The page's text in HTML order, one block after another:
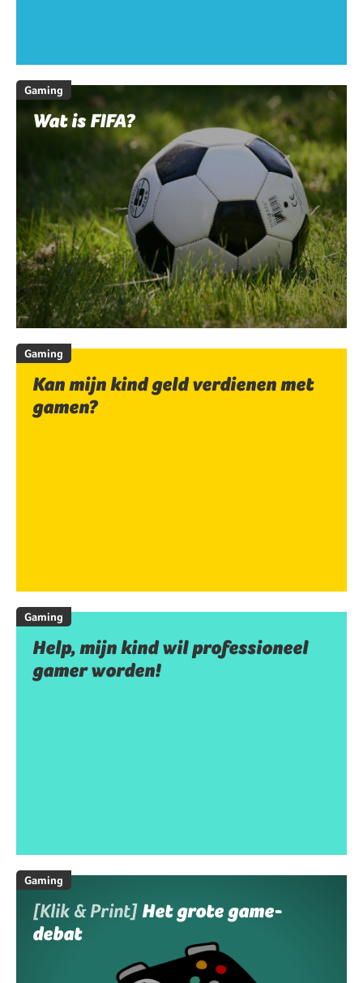
Gaming
Wat is FIFA?
Gaming
Kan mijn kind geld verdienen met
gamen?
Gaming
Help, mijn kind wil professioneel
gamer worden!
Gaming
[Klik & Print] Het grote game-
debat